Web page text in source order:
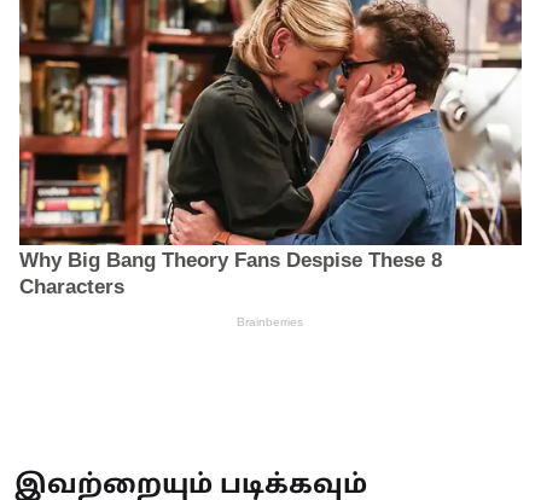
இவற்றையும் படிக்கவும்